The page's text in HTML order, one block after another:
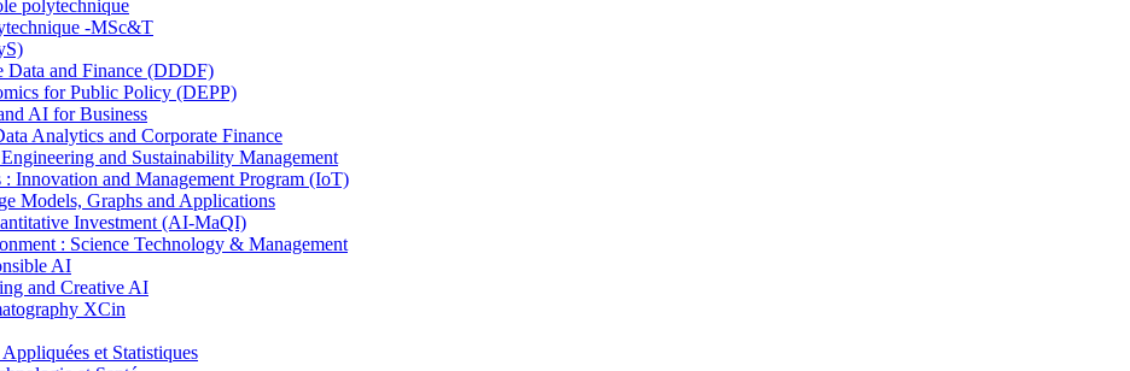
polytechnique
-MSc&T
and Finance (DDDF)
for Public Policy (DEPP)
AI for Business
Analytics and Corporate Finance
and Sustainability Management
Innovation and Management Program (IoT)
Models, Graphs and Applications
Investment (AI-MaQI)
: Science Technology & Management
AI
and Creative AI
XCin
et Statistiques